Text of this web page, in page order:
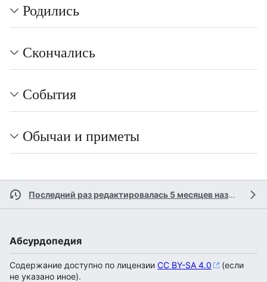
Родились
Скончались
События
Обычаи и приметы
Последний раз редактировалась 5 месяцев назад
Абсурдопедия
Содержание доступно по лицензии CC BY-SA 4.0
(если
не указано иное).